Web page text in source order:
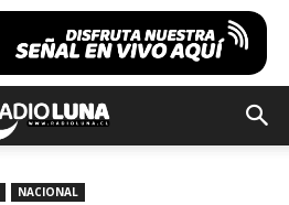
NACIONAL